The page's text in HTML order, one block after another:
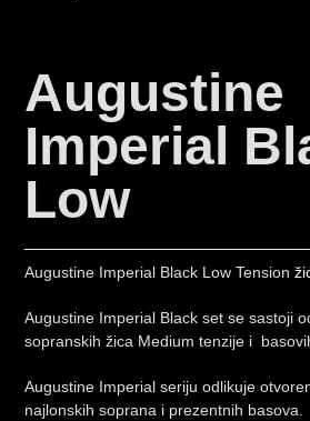
Augustine
Imperial
Low
Augustine Imperial Black Low Tension
Augustine Imperial Black set se sastoji
sopranskih žica Medium tenzije i
Augustine Imperial seriju odlikuje
najlonskih soprana i prezentnih basova.